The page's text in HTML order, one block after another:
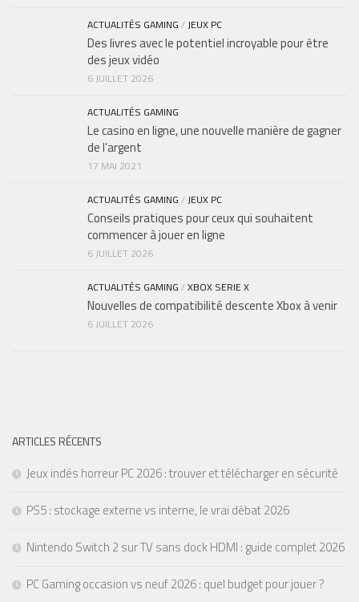
ACTUALITÉS GAMING /JEUX PC
Des livres avec le potentiel incroyable pour être
des jeux vidéo
6 JUILLET 2026
ACTUALITÉS GAMING
Le casino en ligne, une nouvelle manière de gagner
de l’argent
17 MAI 2021
ACTUALITÉS GAMING /JEUX PC
Conseils pratiques pour ceux qui souhaitent
commencer à jouer en ligne
6 JUILLET 2026
ACTUALITÉS GAMING /XBOX SERIE X
Nouvelles de compatibilité descente Xbox à venir
6 JUILLET 2026
ARTICLES RÉCENTS
Jeux indés horreur PC 2026 : trouver et télécharger en sécurité
PS5 : stockage externe vs interne, le vrai débat 2026
Nintendo Switch 2 sur TV sans dock HDMI : guide complet 2026
PC Gaming occasion vs neuf 2026 : quel budget pour jouer ?